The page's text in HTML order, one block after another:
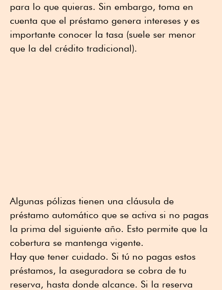
para lo que quieras. Sin embargo, toma en
cuenta que el préstamo genera intereses y es
importante conocer la tasa (suele ser menor
que la del crédito tradicional).
Algunas pólizas tienen una cláusula de
préstamo automático que se activa si no pagas
la prima del siguiente año. Esto permite que la
cobertura se mantenga vigente.
Hay que tener cuidado. Si tú no pagas estos
préstamos, la aseguradora se cobra de tu
reserva, hasta donde alcance. Si la reserva